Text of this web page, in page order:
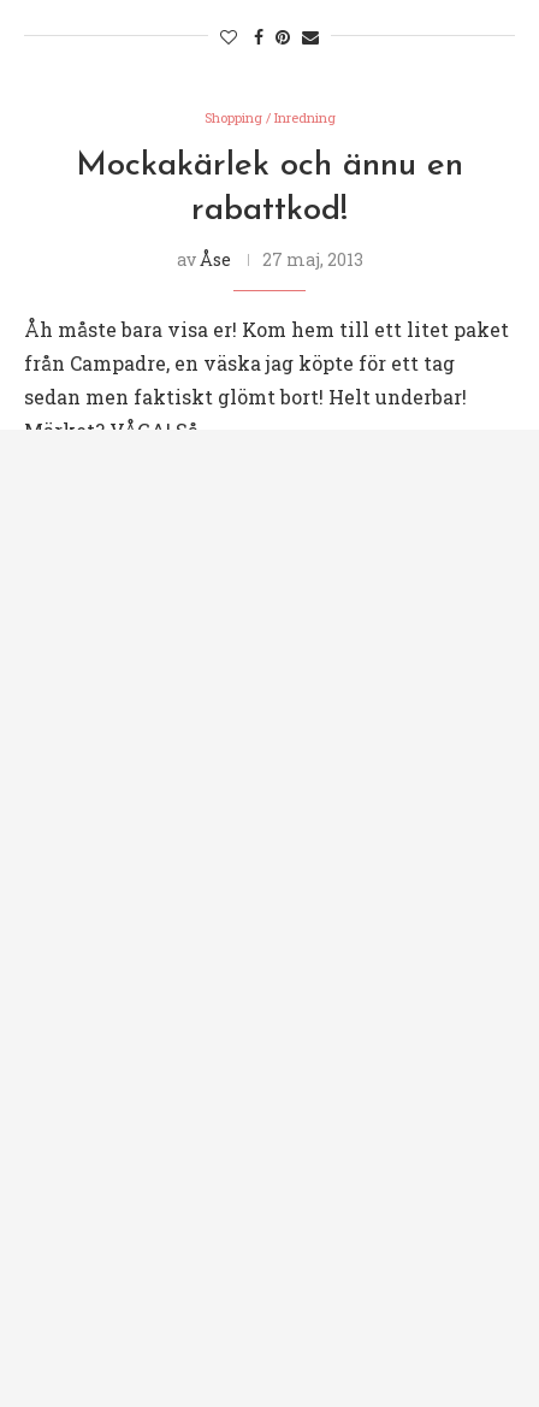
Shopping / Inredning
Mockakärlek och ännu en
rabattkod!
av Åse 27 maj, 2013
Åh måste bara visa er! Kom hem till ett litet paket
från Campadre, en väska jag köpte för ett tag
sedan men faktiskt glömt bort! Helt underbar!
Märket? VÅGA! Så …